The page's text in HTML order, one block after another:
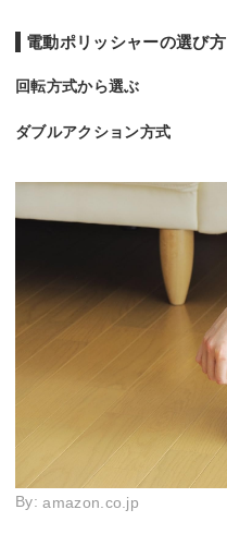
電動ポリッシャーの選び方
回転方式から選ぶ
ダブルアクション方式
By:amazon.co.jp